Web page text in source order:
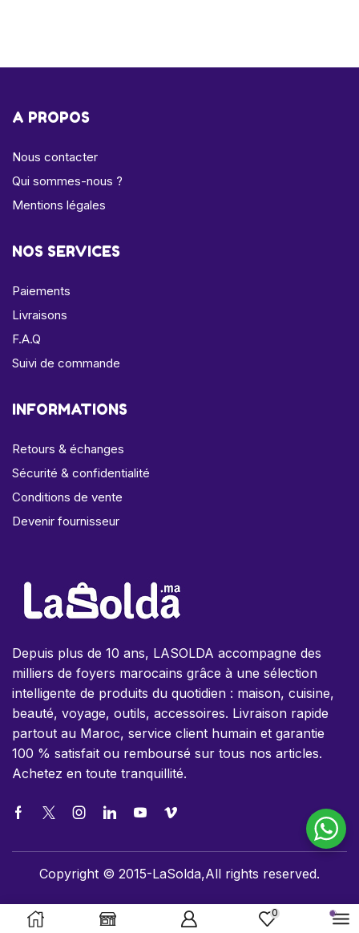
A PROPOS
Nous contacter
Qui sommes-nous ?
Mentions légales
NOS SERVICES
Paiements
Livraisons
F.A.Q
Suivi de commande
INFORMATIONS
Retours & échanges
Sécurité & confidentialité
Conditions de vente
Devenir fournisseur
Depuis plus de 10 ans, LASOLDA accompagne des
milliers de foyers marocains grâce à une sélection
intelligente de produits du quotidien : maison, cuisine,
beauté, voyage, outils, accessoires. Livraison rapide
partout au Maroc, service client humain et garantie
100 % satisfait ou remboursé sur tous nos articles.
Achetez en toute tranquillité.
Copyright © 2015-LaSolda,All rights reserved.
0